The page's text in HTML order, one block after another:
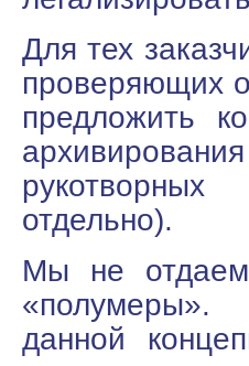
Для тех
проверяющих
предложить
отдельно).
Мы не
«полумеры».
данной